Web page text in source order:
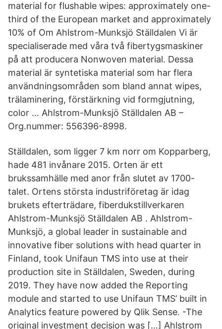
material for flushable wipes: approximately one-
third of the European market and approximately
10% of Om Ahlstrom-Munksjö Ställdalen Vi är
specialiserade med våra två fibertygsmaskiner
på att producera Nonwoven material. Dessa
material är syntetiska material som har flera
användningsområden som bland annat wipes,
trälaminering, förstärkning vid formgjutning,
color … Ahlstrom-Munksjö Ställdalen AB –
Org.nummer: 556396-8998.
Ställdalen, som ligger 7 km norr om Kopparberg,
hade 481 invånare 2015. Orten är ett
brukssamhälle med anor från slutet av 1700-
talet. Ortens största industriföretag är idag
brukets efterträdare, fiberdukstillverkaren
Ahlstrom-Munksjö Ställdalen AB . Ahlstrom-
Munksjö, a global leader in sustainable and
innovative fiber solutions with head quarter in
Finland, took Unifaun TMS into use at their
production site in Ställdalen, Sweden, during
2019. They have now added the Reporting
module and started to use Unifaun TMS’ built in
Analytics feature powered by Qlik Sense. -The
original investment decision was […] Ahlstrom